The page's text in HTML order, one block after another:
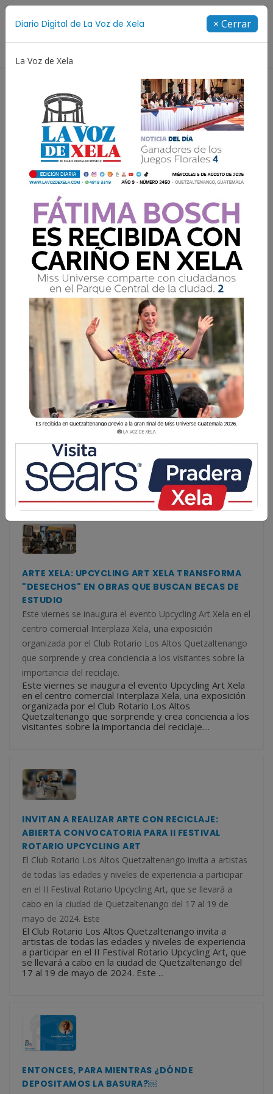
Diario Digital de La Voz de Xela × Cerrar
La Voz de Xela
Resultados para:Reciclaje
A PARTIR DEL 11 DE FEBRERO SERÁ OBLIGATORIO
RECICLAR
Después de 42 meses de estar en vigor, a partir del 11 de
febrero los guatemaltecos deben cumplir con el acuerdo
164-202 Reglamento para la Gestión Integral de los
Residuos y Desechos Sólidos Comunes, el cual incluye
domicilios,
11 de febrero los guatemaltecos deben cumplir con el
acuerdo 164-202 Reglamento para la Gestión Integral
de los Residuos y Desechos Sólidos Comunes, el cual
incluye domicilios, ...
ARTE XELA: UPCYCLING ART XELA TRANSFORMA
"DESECHOS" EN OBRAS QUE BUSCAN BECAS DE
ESTUDIO
Este viernes se inaugura el evento Upcycling Art Xela en el
centro comercial Interplaza Xela, una exposición
organizada por el Club Rotario Los Altos Quetzaltenango
que sorprende y crea conciencia a los visitantes sobre la
importancia del reciclaje.
Este viernes se inaugura el evento Upcycling Art Xela
en el centro comercial Interplaza Xela, una exposición
organizada por el Club Rotario Los Altos
Quetzaltenango que sorprende y crea conciencia a los
visitantes sobre la importancia del reciclaje....
INVITAN A REALIZAR ARTE CON RECICLAJE:
ABIERTA CONVOCATORIA PARA II FESTIVAL
ROTARIO UPCYCLING ART
El Club Rotario Los Altos Quetzaltenango invita a artistas
de todas las edades y niveles de experiencia a participar
en el II Festival Rotario Upcycling Art, que se llevará a
cabo en la ciudad de Quetzaltenango del 17 al 19 de
mayo de 2024. Este
El Club Rotario Los Altos Quetzaltenango invita a
artistas de todas las edades y niveles de experiencia
a participar en el II Festival Rotario Upcycling Art, que
se llevará a cabo en la ciudad de Quetzaltenango del
17 al 19 de mayo de 2024. Este ...
ENTONCES, PARA MIENTRAS ¿DÓNDE
DEPOSITAMOS LA BASURA?￼